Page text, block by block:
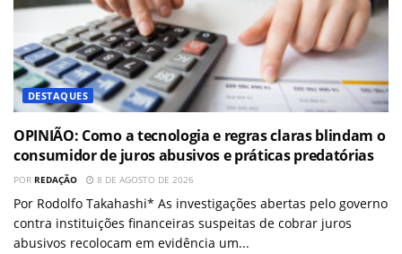
DESTAQUES
OPINIÃO: Como a tecnologia e regras claras blindam o
consumidor de juros abusivos e práticas predatórias
POR REDAÇÃO 8 DE AGOSTO DE 2026
Por Rodolfo Takahashi* As investigações abertas pelo governo
contra instituições financeiras suspeitas de cobrar juros
abusivos recolocam em evidência um...